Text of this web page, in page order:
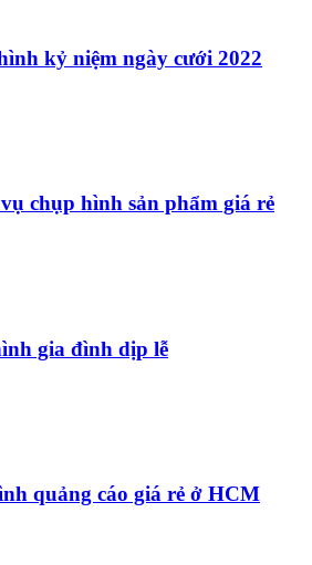
kỷ niệm ngày cưới 2022
chụp hình sản phẩm giá rẻ
gia đình dịp lễ
quảng cáo giá rẻ ở HCM